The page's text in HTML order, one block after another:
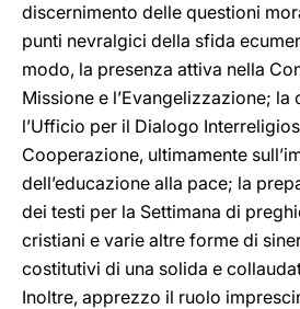
discernimento delle questioni
punti nevralgici della sfida
modo, la presenza attiva nella
Missione e l’Evangelizzazione;
l’Ufficio per il Dialogo
Cooperazione, ultimamente
dell’educazione alla pace; la
dei testi per la Settimana di
cristiani e varie altre forme di
costitutivi di una solida e
Inoltre, apprezzo il ruolo